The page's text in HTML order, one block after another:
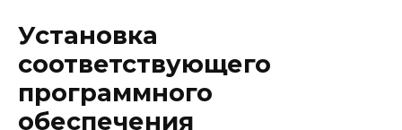
Установка
соответствующего
программного
обеспечения